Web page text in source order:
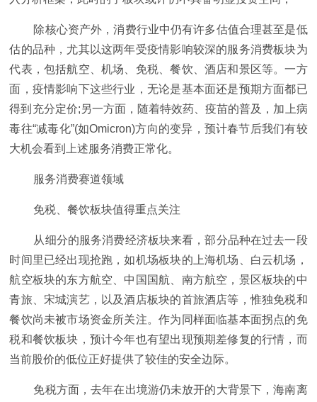
除核心资产外，消费行业中仍有许多估值合理甚至是低
估的品种，尤其以这两年受疫情影响较深的服务消费板块为
代表，包括航空、机场、免税、餐饮、酒店和景区等。一方
面，疫情影响下这些行业，无论是基本面还是预期方面都已
得到充分定价;另一方面，随着特效药、疫苗的普及，加上病
毒往“减毒化”(如Omicron)方向的变异，预计春节后我们有较
大机会看到上述服务消费正常化。
服务消费赛道领域
免税、餐饮板块值得重点关注
从细分的服务消费经济板块来看，部分品种在过去一段
时间里已经出现抢跑，如机场板块的上海机场、白云机场，
航空板块的东方航空、中国国航、南方航空，景区板块的中
青旅、宋城演艺，以及酒店板块的首旅酒店等，惟独免税和
餐饮尚未被市场资金所关注。作为同样面临基本面拐点的免
税和餐饮板块，预计今年也有望出现预期差修复的行情，而
当前股价的低位正好提供了较佳的安全边际。
免税方面，去年在出境游仍未放开的大背景下，海南离